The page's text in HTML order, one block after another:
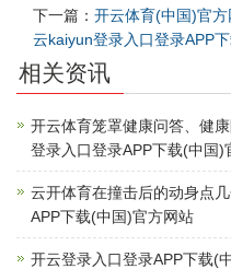
下一篇： 开云体育(中国)官
云kaiyun登录入口登录APP
相关资讯
开云体育笼罩健康问答、健
登录入口登录APP下载(中国)
云开体育在撞击后的动身点
APP下载(中国)官方网站
开云登录入口登录APP下载(